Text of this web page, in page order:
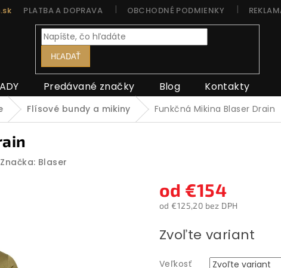
PLATBA A DOPRAVA OBCHODNÉ PODMIENKY
HĽADAŤ
Predávané značky Blog Kontakty
Flísové bundy a mikiny Funkčná Mikina Blaser Drain
Značka: Blaser
od €154
od €125,20 bez DPH
cena:
Zvoľte variant
Veľkosť